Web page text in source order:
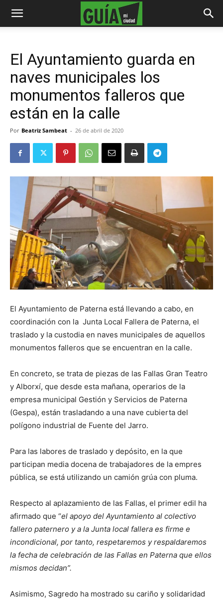
El Ayuntamiento guarda en
naves municipales los
monumentos falleros que
están en la calle
Por Beatriz Sambeat - 26 de abril de 2020
El Ayuntamiento de Paterna está llevando a cabo, en
coordinación con la Junta Local Fallera de Paterna, el
traslado y la custodia en naves municipales de aquellos
monumentos falleros que se encuentran en la calle.
En concreto, se trata de piezas de las Fallas Gran Teatro
y Alborxí, que desde esta mañana, operarios de la
empresa municipal Gestión y Servicios de Paterna
(Gespa), están trasladando a una nave cubierta del
polígono industrial de Fuente del Jarro.
Para las labores de traslado y depósito, en la que
participan media docena de trabajadores de la empres
pública, se está utilizando un camión grúa con pluma.
Respecto al aplazamiento de las Fallas, el primer edil ha
afirmado que “el apoyo del Ayuntamiento al colectivo
fallero paternero y a la Junta local fallera es firme e
incondicional, por tanto, respetaremos y respaldaremos
la fecha de celebración de las Fallas en Paterna que ellos
mismos decidan”.
Asimismo, Sagredo ha mostrado su cariño y solidaridad